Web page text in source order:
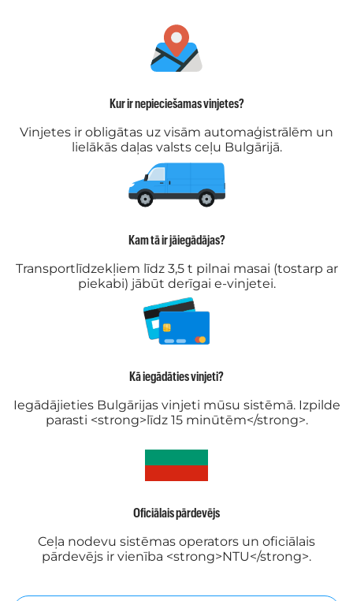
Kur ir nepieciešamas vinjetes?
Vinjetes ir obligātas uz visām automaģistrālēm un
lielākās daļas valsts ceļu Bulgārijā.
Kam tā ir jāiegādājas?
Transportlīdzekļiem līdz 3,5 t pilnai masai (tostarp ar
piekabi) jābūt derīgai e-vinjetei.
Kā iegādāties vinjeti?
Iegādājieties Bulgārijas vinjeti mūsu sistēmā. Izpilde
parasti <strong>līdz 15 minūtēm</strong>.
Oficiālais pārdevējs
Ceļa nodevu sistēmas operators un oficiālais
pārdevējs ir vienība <strong>NTU</strong>.